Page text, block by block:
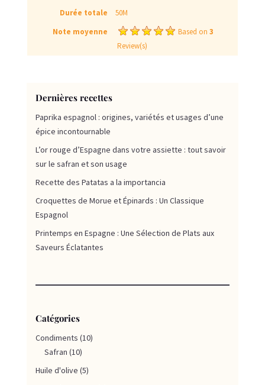
Durée totale
50M
Note moyenne
Based on 3
Review(s)
Dernières recettes
Paprika espagnol : origines, variétés et usages d’une
épice incontournable
L’or rouge d’Espagne dans votre assiette : tout savoir
sur le safran et son usage
Recette des Patatas a la importancia
Croquettes de Morue et Épinards : Un Classique
Espagnol
Printemps en Espagne : Une Sélection de Plats aux
Saveurs Éclatantes
Catégories
Condiments (10)
Safran (10)
Huile d'olive (5)